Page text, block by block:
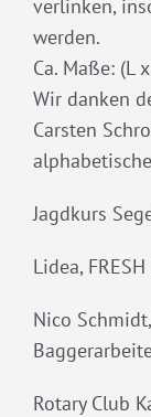
verlinken,
werden.
Ca. Maße: (L
Wir danken
Carsten
Jagdkurs
Lidea, FRESH
Nico
Rotary Club